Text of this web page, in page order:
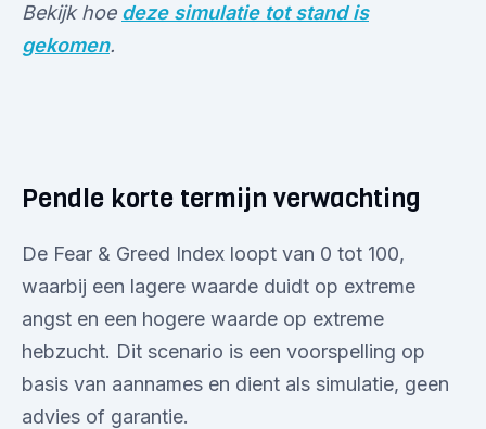
Bekijk hoe deze simulatie tot stand is
gekomen.
Pendle korte termijn verwachting
De Fear & Greed Index loopt van 0 tot 100,
waarbij een lagere waarde duidt op extreme
angst en een hogere waarde op extreme
hebzucht. Dit scenario is een voorspelling op
basis van aannames en dient als simulatie, geen
advies of garantie.